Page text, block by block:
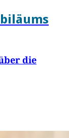
die